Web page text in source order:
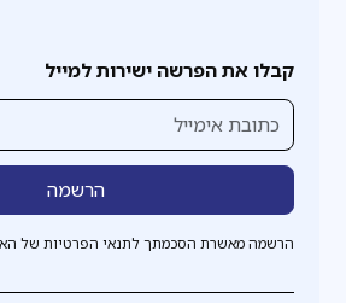
קבלו את הפרשה ישירות למייל
הרשמה מאשרת הסכמתך לתנאי הפרטיות של